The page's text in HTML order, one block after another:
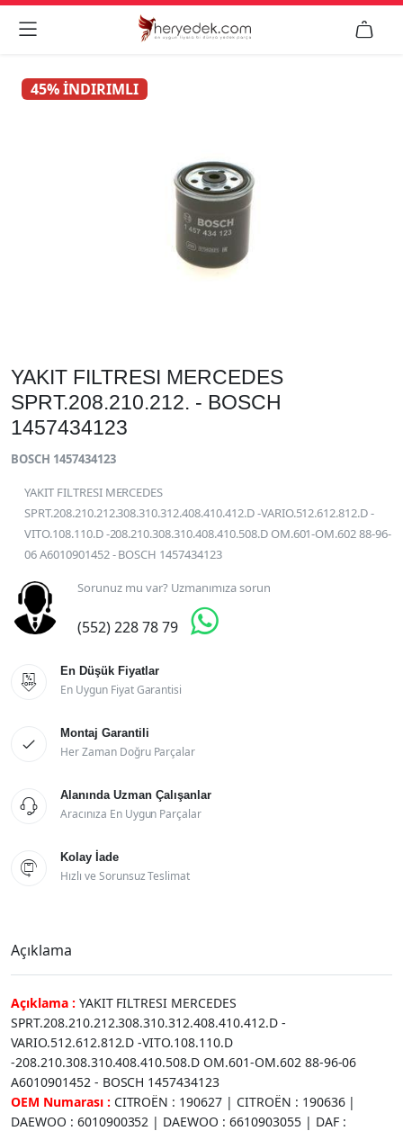
 
45% İNDIRIMLI
YAKIT FILTRESI MERCEDES
SPRT.208.210.212. - BOSCH
1457434123
BOSCH 1457434123
YAKIT FILTRESI MERCEDES
SPRT.208.210.212.308.310.312.408.410.412.D -VARIO.512.612.812.D -
VITO.108.110.D -208.210.308.310.408.410.508.D OM.601-OM.602 88-96-
06 A6010901452 - BOSCH 1457434123
Sorunuz mu var? Uzmanımıza sorun
(552) 228 78 79 

En Düşük Fiyatlar
En Uygun Fiyat Garantisi

Montaj Garantili
Her Zaman Doğru Parçalar

Alanında Uzman Çalışanlar
Aracınıza En Uygun Parçalar

Kolay İade
Hızlı ve Sorunsuz Teslimat
Açıklama
Açıklama : YAKIT FILTRESI MERCEDES
SPRT.208.210.212.308.310.312.408.410.412.D -
VARIO.512.612.812.D -VITO.108.110.D
-208.210.308.310.408.410.508.D OM.601-OM.602 88-96-06
A6010901452 - BOSCH 1457434123
OEM Numarası : CITROËN : 190627 | CITROËN : 190636 |
DAEWOO : 6010900352 | DAEWOO : 6610903055 | DAF :